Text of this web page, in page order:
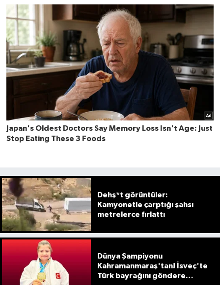
Dehş*t görüntüler:
Kamyonetle çarptığı şahsı
metrelerce fırlattı
Dünya Şampiyonu
Kahramanmaraş'tan! İsveç'te
Türk bayrağını göndere